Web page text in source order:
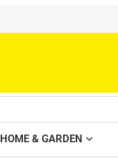
HOME & GARDEN